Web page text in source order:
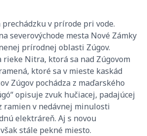
v prírode pri vode.
severovýchode mesta Nové Zámky
prírodnej oblasti Zúgov.
rieke Nitra, ktorá sa nad Zúgovom
ktoré sa v mieste kaskád
Zúgov pochádza z maďarského
opisuje zvuk hučiacej, padajúcej
ramien v nedávnej minulosti
elektráreň. Aj s novou
stále pekné miesto.